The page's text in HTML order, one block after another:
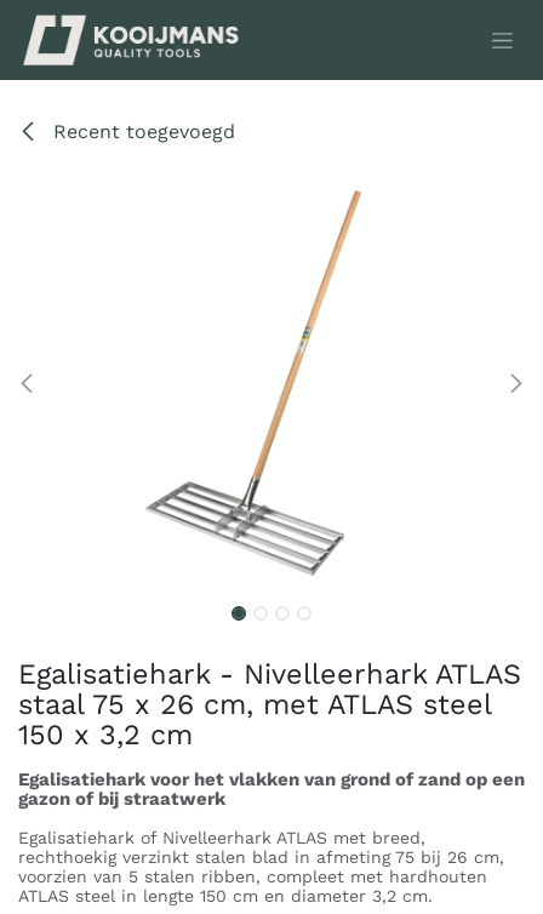
Overslaan naar inhoud
Recent toegevoegd
Egalisatiehark - Nivelleerhark ATLAS
staal 75 x 26 cm, met ATLAS steel
150 x 3,2 cm
Egalisatiehark voor het vlakken van grond of zand op een
gazon of bij straatwerk
Egalisatiehark of Nivelleerhark ATLAS met breed,
rechthoekig verzinkt stalen blad in afmeting 75 bij 26 cm,
voorzien van 5 stalen ribben, compleet met hardhouten
ATLAS steel in lengte 150 cm en diameter 3,2 cm.